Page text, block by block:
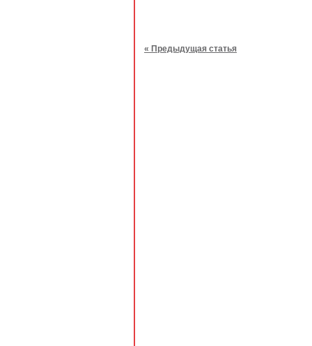
« Предыдущая статья